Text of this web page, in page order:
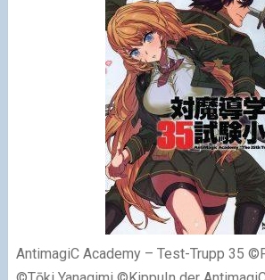
AntimagiC Academy – Test-Trupp 35